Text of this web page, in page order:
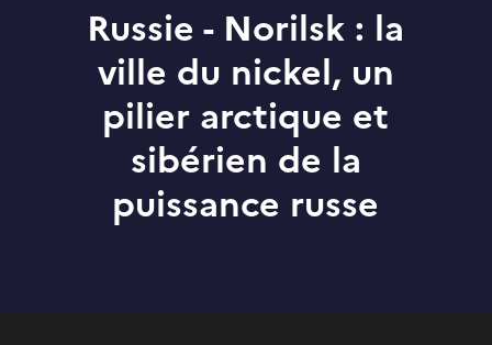
Russie - Norilsk : la
ville du nickel, un
pilier arctique et
sibérien de la
puissance russe